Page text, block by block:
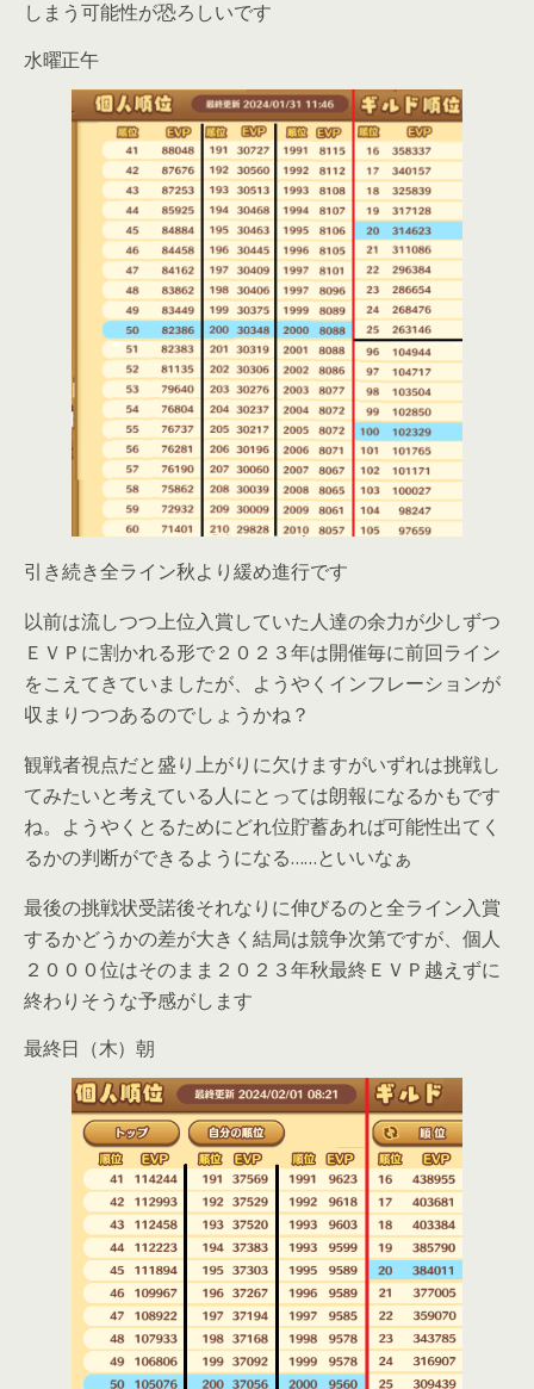
しまう可能性が恐ろしいです
水曜正午
引き続き全ライン秋より緩め進行です
以前は流しつつ上位入賞していた人達の余力が少しずつ
ＥＶＰに割かれる形で２０２３年は開催毎に前回ライン
をこえてきていましたが、ようやくインフレーションが
収まりつつあるのでしょうかね？
観戦者視点だと盛り上がりに欠けますがいずれは挑戦し
てみたいと考えている人にとっては朗報になるかもです
ね。ようやくとるためにどれ位貯蓄あれば可能性出てく
るかの判断ができるようになる……といいなぁ
最後の挑戦状受諾後それなりに伸びるのと全ライン入賞
するかどうかの差が大きく結局は競争次第ですが、個人
２０００位はそのまま２０２３年秋最終ＥＶＰ越えずに
終わりそうな予感がします
最終日（木）朝